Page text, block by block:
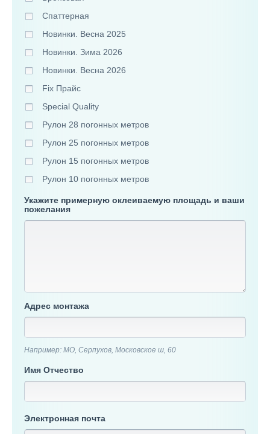
Спаттерная
Новинки. Весна 2025
Новинки. Зима 2026
Новинки. Весна 2026
Fix Прайс
Special Quality
Рулон 28 погонных метров
Рулон 25 погонных метров
Рулон 15 погонных метров
Рулон 10 погонных метров
Укажите примерную оклеиваемую площадь и ваши
пожелания
Адрес монтажа
Например: МО, Серпухов, Московское ш, 60
Имя Отчество
Электронная почта